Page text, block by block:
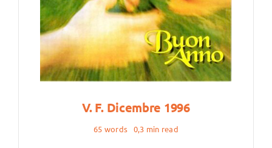
V. F. Dicembre 1996
65 words 0,3 min read